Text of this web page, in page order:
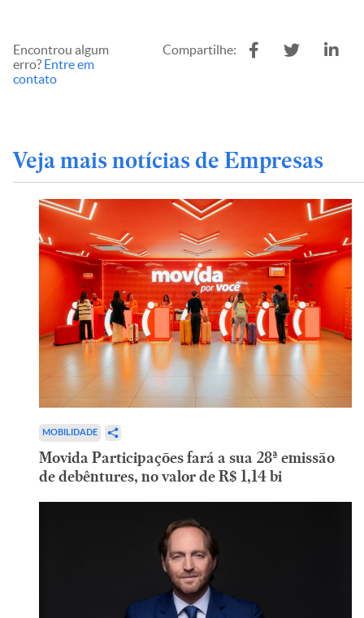
Encontrou algum
erro? Entre em
contato
Compartilhe:
Veja mais notícias de Empresas
MOBILIDADE
Movida Participações fará a sua 28ª emissão
de debêntures, no valor de R$ 1,14 bi